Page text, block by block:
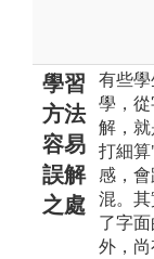
學習
方法
容易
誤解
之處
有些
學，
解，
打細
感，
混。
了字
外，